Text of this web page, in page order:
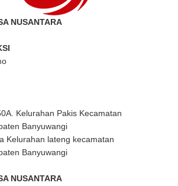
NUSANTARA
Kelurahan Pakis Kecamatan
Banyuwangi
Kelurahan lateng kecamatan
Banyuwangi
NUSANTARA